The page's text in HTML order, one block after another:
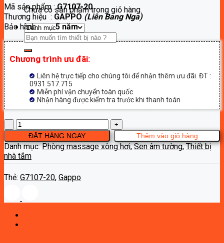
Chưa có sản phẩm trong giỏ hàng.
Tìm
kiếm:
là:
14,000,000₫.
tại
là:
7,700,000₫.
Mã sản phẩm :G7107-20
Thương hiệu : GAPPO (Liên Bang Nga)
Bảo hành :5 năm
Chương trình ưu đãi:
Liên hệ trực tiếp cho chúng tôi để nhận thêm ưu đãi. ĐT :
0931.517.715
Miễn phí vận chuyển toàn quốc
Nhận hàng được kiểm tra trước khi thanh toán
Sen
âm
tường
Gappo
G7107-
số
Thêm vào giỏ hàng
ĐẶT HÀNG NGAY
Danh mục:Phòng massage xông hơi,Sen âm tường,Thiết bị
nhà tắm
Thẻ: G7107-20, Gappo